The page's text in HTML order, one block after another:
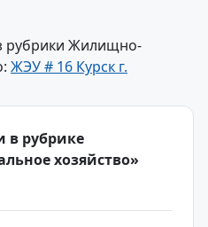
рубрики Жилищно-
ЖЭУ # 16 Курск г.
в рубрике
хозяйство»